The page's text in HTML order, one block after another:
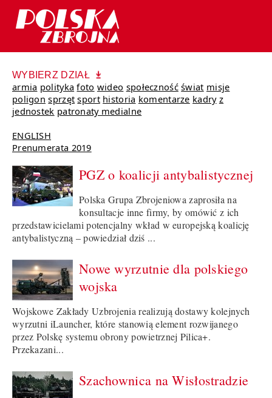
WYBIERZ DZIAŁ
armia polityka foto wideo społeczność świat misje
poligon sprzęt sport historia komentarze kadry z
jednostek patronaty medialne
ENGLISH
Prenumerata 2019
PGZ o koalicji antybalistycznej
Polska Grupa Zbrojeniowa zaprosiła na
konsultacje inne firmy, by omówić z ich
przedstawicielami potencjalny wkład w europejską koalicję
antybalistyczną – powiedział dziś ...
Nowe wyrzutnie dla polskiego
wojska
Wojskowe Zakłady Uzbrojenia realizują dostawy kolejnych
wyrzutni iLauncher, które stanowią element rozwijanego
przez Polskę systemu obrony powietrznej Pilica+.
Przekazani...
Szachownica na Wisłostradzie